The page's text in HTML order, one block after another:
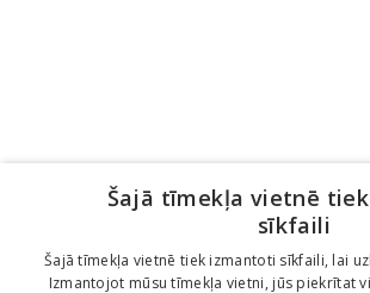
Šajā tīmekļa vietnē
sīkfaili
Šajā tīmekļa vietnē tiek izmantoti sīkfaili, lai
Izmantojot mūsu tīmekļa vietni, jūs piekrītat